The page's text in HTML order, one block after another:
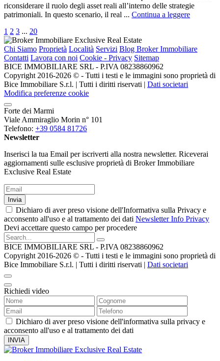
riconsiderare il ruolo degli asset reali all’interno delle strategie
patrimoniali. In questo scenario, il real ... Continua a leggere
1 2 3 ... 20
Chi Siamo Proprietà Località Servizi Blog Broker Immobiliare
Contatti Lavora con noi Cookie - Privacy Sitemap
BICE IMMOBILIARE SRL - P.IVA 08238860962
Copyright 2016-2026 ©️ - Tutti i testi e le immagini sono proprietà di
Bice Immobiliare S.r.l. | Tutti i diritti riservati | Dati societari
Modifica preferenze cookie
Forte dei Marmi
Viale Ammiraglio Morin n° 101
Telefono: +39 0584 81726
Newsletter
Inserisci la tua Email per iscriverti alla nostra newsletter. Riceverai
aggiornamenti sulle esclusive proprietà di Broker Immobiliare
Exclusive Real Estate
Invia
Dichiaro di aver preso visione dell'Informativa sulla Privacy e
acconsento all'uso e al trattamento dei dati Newsletter Info Privacy
Devi accettare questo campo per procedere
BICE IMMOBILIARE SRL - P.IVA 08238860962
Copyright 2016-2026 ©️ - Tutti i testi e le immagini sono proprietà di
Bice Immobiliare S.r.l. | Tutti i diritti riservati | Dati societari
Richiedi video
Dichiaro di aver preso visione dell'informativa sulla privacy e
acconsento all'uso e al trattamento dei dati